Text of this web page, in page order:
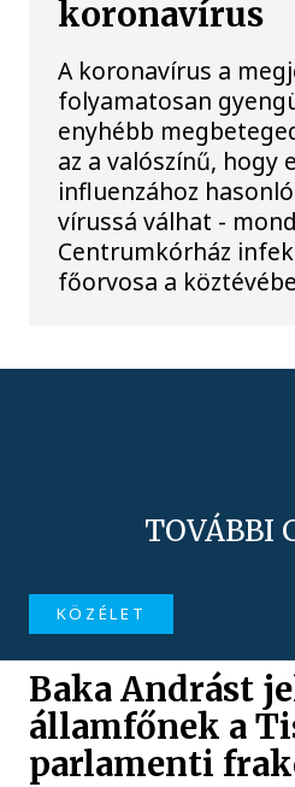
koronavírus
A koronavírus a
folyamatosan
enyhébb
az a valószínű, hogy
influenzához
vírussá válhat -
Centrumkórház
főorvosa a
TOVÁBBI
KÖZÉLET
Baka Andrást
államfőnek a
parlamenti